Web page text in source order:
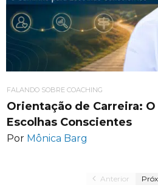
FALANDO SOBRE COACHING
Orientação de Carreira:
Escolhas Conscientes
Por Mônica Barg
Anterior